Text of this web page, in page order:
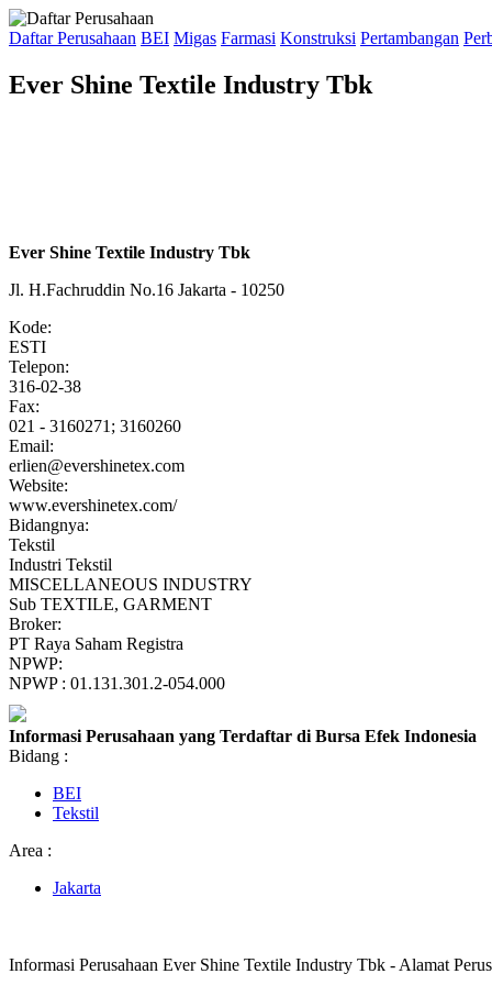
Daftar Perusahaan BEI Migas Farmasi Konstruksi Pertambangan
Ever Shine Textile Industry Tbk
Ever Shine Textile Industry Tbk
Jl. H.Fachruddin No.16 Jakarta - 10250
Kode:
ESTI
Telepon:
316-02-38
Fax:
021 - 3160271; 3160260
Email:
erlien@evershinetex.com
Website:
www.evershinetex.com/
Bidangnya:
Tekstil
Industri Tekstil
MISCELLANEOUS INDUSTRY
Sub TEXTILE, GARMENT
Broker:
PT Raya Saham Registra
NPWP:
NPWP : 01.131.301.2-054.000
Informasi Perusahaan yang Terdaftar di Bursa Efek Indonesia
Bidang :
BEI
Tekstil
Area :
Jakarta
Informasi Perusahaan Ever Shine Textile Industry Tbk - Alamat